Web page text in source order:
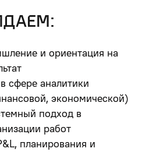
и ориентация на
сфере аналитики
экономической)
подход в
работ
планирования и